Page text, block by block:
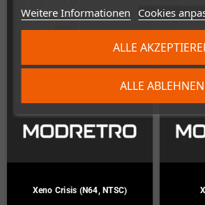
Weitere Informationen Cookies
ALLE ABLEHNEN
ALLE
Xeno Crisis (N64, NTSC)